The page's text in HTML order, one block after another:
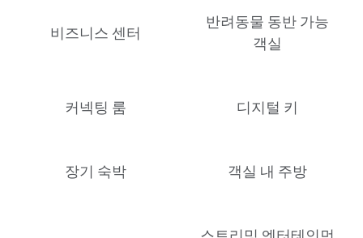
비즈니스 센터
반려동물 동반 가능
객실
커넥팅 룸 디지털 키
장기 숙박 객실 내 주방